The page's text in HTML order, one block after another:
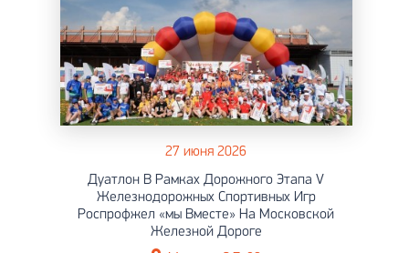
27 июня 2026
Дуатлон В Рамках Дорожного Этапа V
Железнодорожных Спортивных Игр
Роспрофжел «мы Вместе» На Московской
Железной Дороге